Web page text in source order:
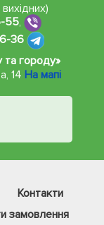
55,
36
та городу»
14 На мапі
Контакти
замовлення